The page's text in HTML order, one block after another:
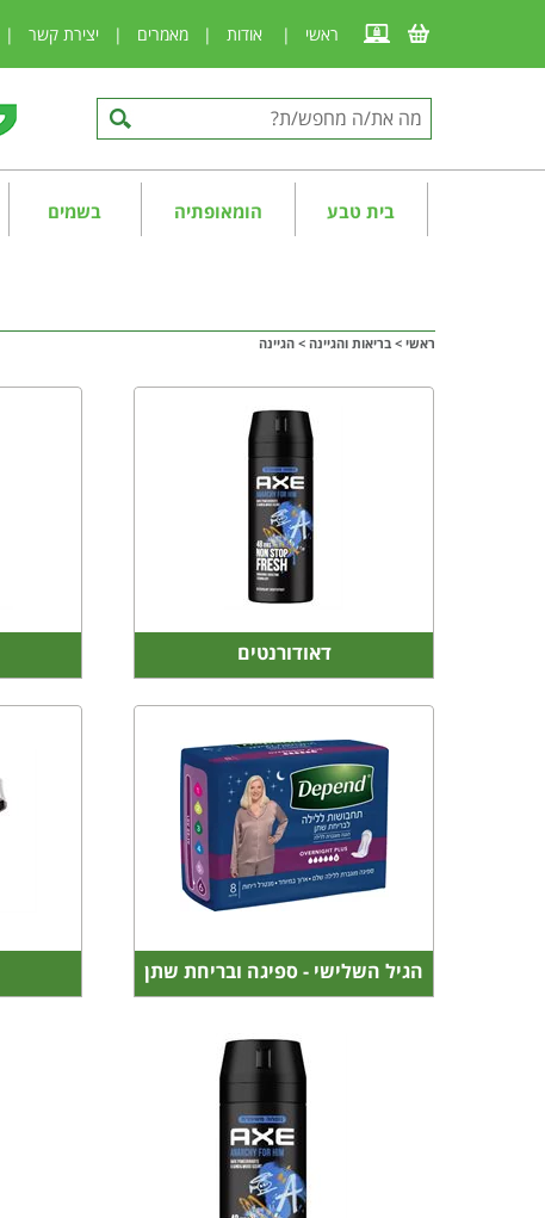
ראשי | אודות | מאמרים | יצירת קשר |
בית טבע הומאופתיה בשמים
ראשי > בריאות והגיינה > הגיינה
דאודורנטים
הגיל השלישי - ספיגה ובריחת שתן